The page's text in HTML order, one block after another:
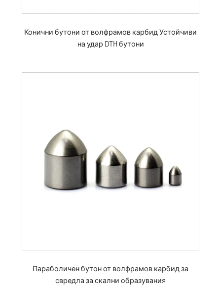
Конични бутони от волфрамов карбид Устойчиви
на удар DTH бутони
Параболичен бутон от волфрамов карбид за
свредла за скални образувания